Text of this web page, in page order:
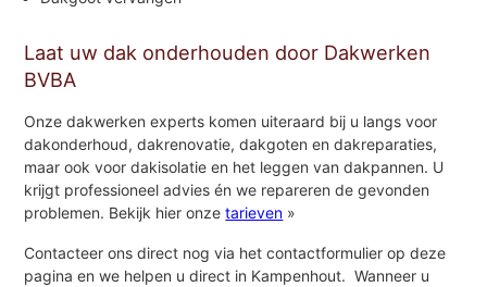
Laat uw dak onderhouden door Dakwerken
BVBA
Onze dakwerken experts komen uiteraard bij u langs voor
dakonderhoud, dakrenovatie, dakgoten en dakreparaties,
maar ook voor dakisolatie en het leggen van dakpannen. U
krijgt professioneel advies én we repareren de gevonden
problemen. Bekijk hier onzetarieven »
Contacteer ons direct nog via het contactformulier op deze
pagina en we helpen u direct in Kampenhout. Wanneer u